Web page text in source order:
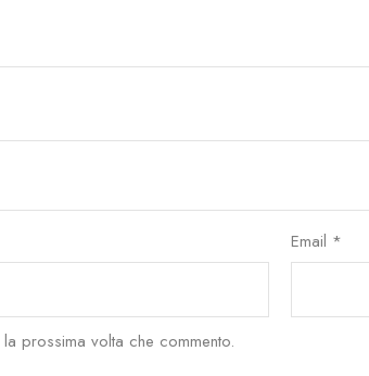
Email *
prossima volta che commento.